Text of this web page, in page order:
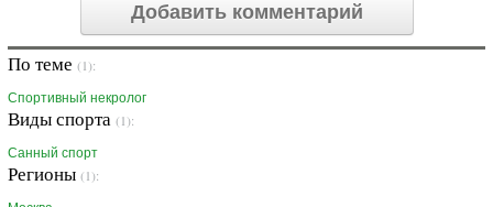
Добавить комментарий
По теме (1):
Спортивный некролог
Виды спорта (1):
Санный спорт
Регионы (1):